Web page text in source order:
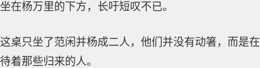
在杨万里的下方，长吁短叹不已。
桌只坐了范闲并杨成二人，他们并没有动箸，而是在
着那些归来的人。